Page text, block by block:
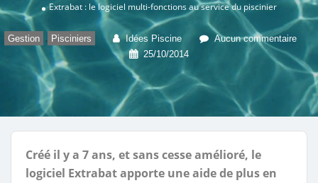
Extrabat : le logiciel multi-fonctions au service du piscinier
Gestion , Pisciniers Idées Piscine Aucun commentaire
25/10/2014
Créé il y a 7 ans, et sans cesse amélioré, le
logiciel Extrabat apporte une aide de plus en